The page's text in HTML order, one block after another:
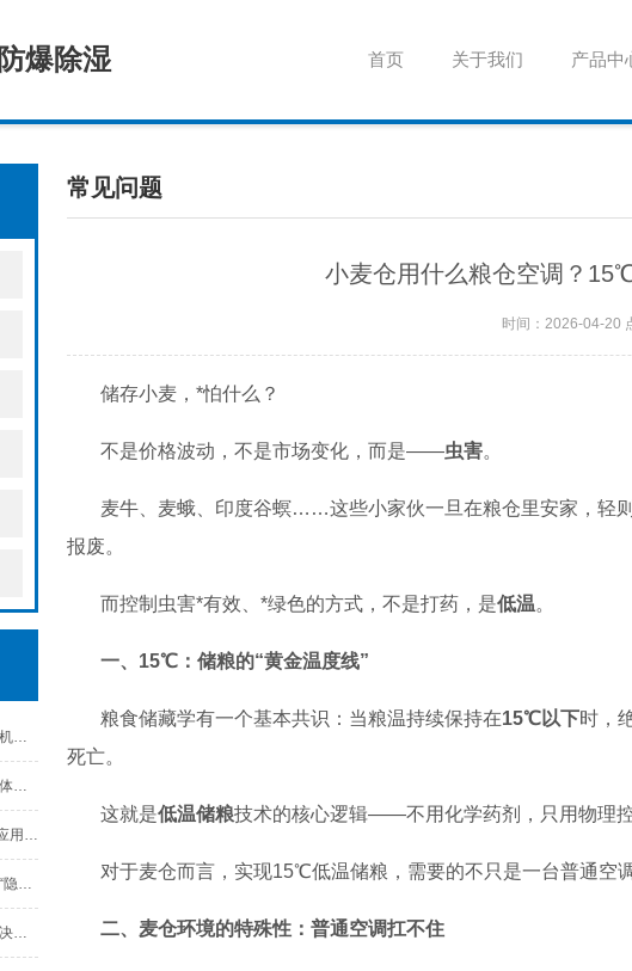
首页 关于我们 产品中
海参干货仓储霉变，价值顷刻归零？除湿机捍卫珍品品质与价值。
防爆区旧车间改造加装调温除湿设备？一体式防爆调温除湿机不用改室内布局
英腾304不锈钢防爆冰箱在食品香精车间应用，防爆防腐两不误
车间设备多太拥挤？英腾天花式防爆空调“隐身”吊顶，释放空间
化工厂原料仓库：英腾防爆调温除湿机解决潮湿结块难题
常见问题
小麦仓用什么粮仓空调？
时间：2026-04-20
储存小麦，*怕什么？
不是价格波动，不是市场变化，而是——虫害。
麦牛、麦蛾、印度谷螟……这些小家伙一旦在粮仓里安家，轻
报废。
而控制虫害*有效、*绿色的方式，不是打药，是低温。
一、15℃：储粮的“黄金温度线”
粮食储藏学有一个基本共识：当粮温持续保持在15℃以下时，
死亡。
这就是低温储粮技术的核心逻辑——不用化学药剂，只用物理控
对于麦仓而言，实现15℃低温储粮，需要的不只是一台普通空
二、麦仓环境的特殊性：普通空调扛不住